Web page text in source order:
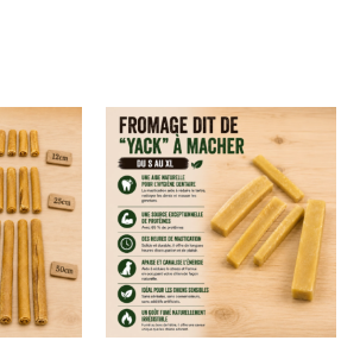
:
€
€
Ce
produit
plusieurs
variations.
Les
peuvent
Plage
de
prix :
7,90 €
à
16,90 €
Ce
Les